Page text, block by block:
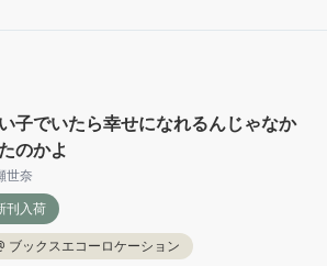
子でいたら幸せになれるんじゃなか
のかよ
世奈
刊入荷
ブックスエコーロケーション